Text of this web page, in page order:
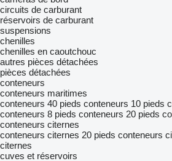
circuits de carburant
réservoirs de carburant
suspensions
chenilles
chenilles en caoutchouc
autres pièces détachées
pièces détachées
conteneurs
conteneurs maritimes
conteneurs 40 pieds conteneurs 10 pieds
conteneurs 8 pieds conteneurs 20 pieds
conteneurs citernes
conteneurs citernes 20 pieds conteneurs
citernes
cuves et réservoirs